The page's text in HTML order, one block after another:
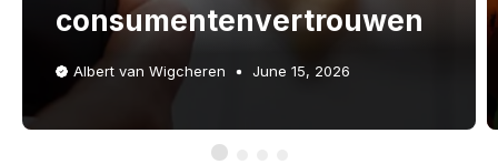
consumentenvertrouwen
Albert van Wigcheren June 15, 2026